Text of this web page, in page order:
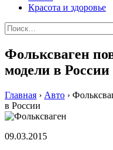
Красота и здоровье
Найти:
Фольксваген
модели в России
Главная › Авто ›
в России
09.03.2015